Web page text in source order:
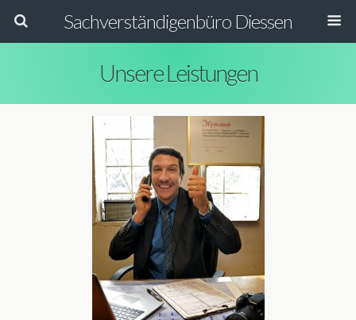
Sachverständigenbüro Diessen
Unsere Leistungen